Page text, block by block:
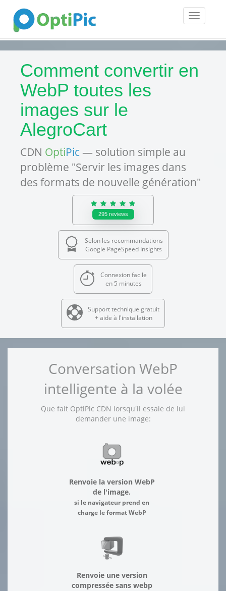
Toggle
Comment convertir en
WebP toutes les
images sur le
AlegroCart
CDN OptiPic — solution simple au
problème "Servir les images dans
des formats de nouvelle génération"
295 reviews
Selon les recommandations
Google PageSpeed Insights
Connexion facile
en 5 minutes
Support technique gratuit
+ aide à l'installation
Conversation WebP
intelligente à la volée
Que fait OptiPic CDN lorsqu'il essaie de lui
demander une image:
Renvoie la version WebP
de l'image.
si le navigateur prend en
charge le format WebP
Renvoie une version
compressée sans webp